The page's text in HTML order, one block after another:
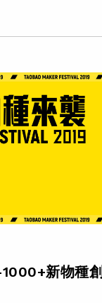
新物種創